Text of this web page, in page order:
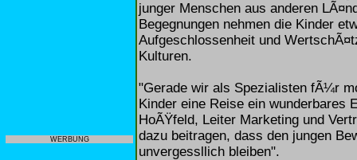
WERBUNG
junger Menschen aus anderen
Begegnungen nehmen die Kinder
Aufgeschlossenheit und
Kulturen.
"Gerade wir als Spezialisten fÃ¼r
Kinder eine Reise ein wunderbares
HoÃŸfeld, Leiter Marketing und
dazu beitragen, dass den jungen
unvergessllich bleiben".